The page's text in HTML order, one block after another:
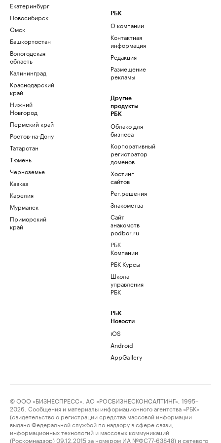
Екатеринбург
Новосибирск
Омск
Башкортостан
Вологодская
область
Калининград
Краснодарский
край
Нижний
Новгород
Пермский край
Ростов-на-Дону
Татарстан
Тюмень
Черноземье
Кавказ
Карелия
Мурманск
Приморский
край
РБК
О компании
Контактная
информация
Редакция
Размещение
рекламы
Другие
продукты
РБК
Облако для
бизнеса
Корпоративный
регистратор
доменов
Хостинг
сайтов
Рег.решения
Знакомства
Сайт
знакомств
podbor.ru
РБК
Компании
РБК Курсы
Школа
управления
РБК
РБК
Новости
iOS
Android
AppGallery
© ООО «БИЗНЕСПРЕСС», АО «РОСБИЗНЕСКОНСАЛТИНГ», 1995–
2026. Сообщения и материалы информационного агентства «РБК»
(свидетельство о регистрации средства массовой информации
выдано Федеральной службой по надзору в сфере связи,
информационных технологий и массовых коммуникаций
(Роскомнадзор) 09.12.2015 за номером ИА №ФС77-63848) и сетевого